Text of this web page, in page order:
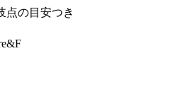
点の目安つき